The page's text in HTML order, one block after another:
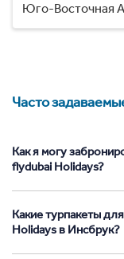
Юго-Восточная
Часто
Как я могу
flydubai Holidays?
Какие турпакеты
Holidays в Инсбрук?